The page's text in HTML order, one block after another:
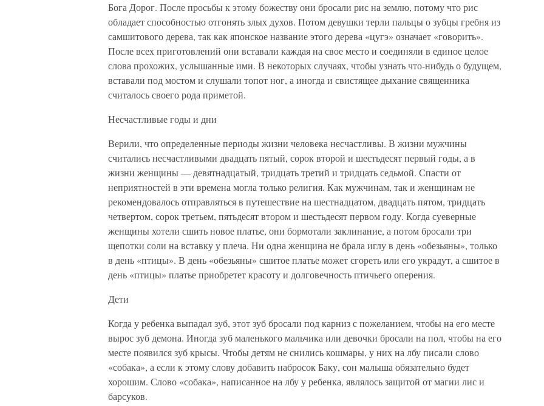
Бога Дорог. После просьбы к этому божеству они бросали рис на землю, потому что рис
обладает способностью отгонять злых духов. Потом девушки терли пальцы о зубцы гребня из
самшитового дерева, так как японское название этого дерева «цугэ» означает «говорить».
После всех приготовлений они вставали каждая на свое место и соединяли в единое целое
слова прохожих, услышанные ими. В некоторых случаях, чтобы узнать что-нибудь о будущем,
вставали под мостом и слушали топот ног, а иногда и свистящее дыхание священника
считалось своего рода приметой.
Несчастливые годы и дни
Верили, что определенные периоды жизни человека несчастливы. В жизни мужчины
считались несчастливыми двадцать пятый, сорок второй и шестьдесят первый годы, а в
жизни женщины — девятнадцатый, тридцать третий и тридцать седьмой. Спасти от
неприятностей в эти времена могла только религия. Как мужчинам, так и женщинам не
рекомендовалось отправляться в путешествие на шестнадцатом, двадцать пятом, тридцать
четвертом, сорок третьем, пятьдесят втором и шестьдесят первом году. Когда суеверные
женщины хотели сшить новое платье, они бормотали заклинание, а потом бросали три
щепотки соли на вставку у плеча. Ни одна женщина не брала иглу в день «обезьяны», только
в день «птицы». В день «обезьяны» сшитое платье может сгореть или его украдут, а сшитое в
день «птицы» платье приобретет красоту и долговечность птичьего оперения.
Дети
Когда у ребенка выпадал зуб, этот зуб бросали под карниз с пожеланием, чтобы на его месте
вырос зуб демона. Иногда зуб маленького мальчика или девочки бросали на пол, чтобы на его
месте появился зуб крысы. Чтобы детям не снились кошмары, у них на лбу писали слово
«собака», а если к этому слову добавить набросок Баку, сон малыша обязательно будет
хорошим. Слово «собака», написанное на лбу у ребенка, являлось защитой от магии лис и
барсуков.